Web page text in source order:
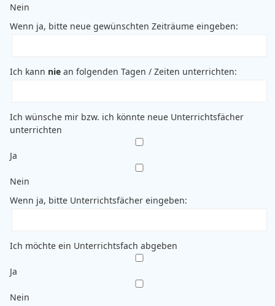
Nein
Wenn ja, bitte neue gewünschten Zeiträume eingeben:
Ich kann nie an folgenden Tagen / Zeiten unterrichten:
Ich wünsche mir bzw. ich könnte neue Unterrichtsfächer
unterrichten
Ja
Nein
Wenn ja, bitte Unterrichtsfächer eingeben:
Ich möchte ein Unterrichtsfach abgeben
Ja
Nein